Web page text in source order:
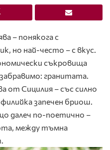
– понякога с
но най-често – с вкус.
съкровища
гранитата.
от Сицилия – със силно
запечен бриош.
далеч по-поетично –
между тъмна